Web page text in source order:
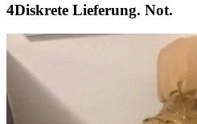
Diskrete Lieferung. Not.